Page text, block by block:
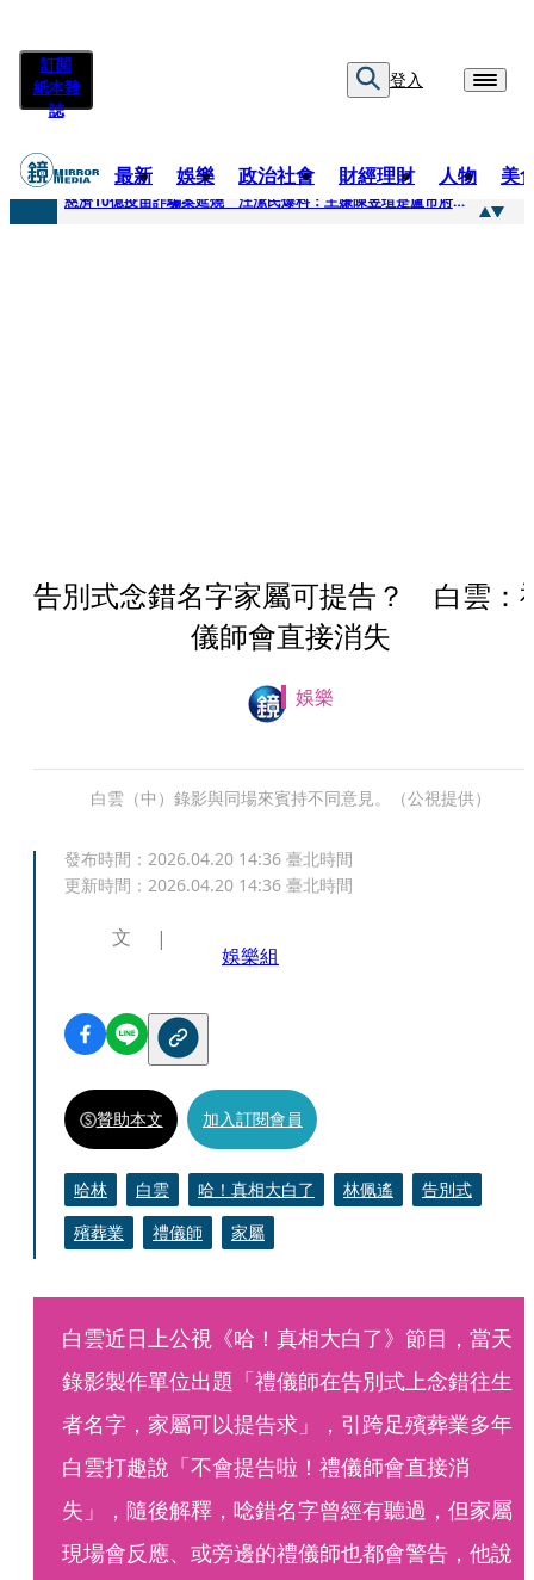
訂閱
紙本雜
誌
登入
最新 娛樂 政治社會 財經理財 人物 美
快訊
慈濟10億疫苗詐騙案延燒 汪潔民爆料：主嫌陳昱瑄是盧市府法律顧問
告別式念錯名字家屬可提告？ 白雲：
儀師會直接消失
娛樂
白雲（中）錄影與同場來賓持不同意見。（公視提供）
發布時間： 2026.04.20 14:36 臺北時間
更新時間： 2026.04.20 14:36 臺北時間
文
娛樂組
贊助本文 加入訂閱會員
哈林 白雲 哈！真相大白了 林佩遙
告別式
殯葬業
禮儀師 家屬
白雲近日上公視《哈！真相大白了》節目，當天
錄影製作單位出題「禮儀師在告別式上念錯往生
者名字，家屬可以提告求」，引跨足殯葬業多年
白雲打趣說「不會提告啦！禮儀師會直接消
失」，隨後解釋，唸錯名字曾經有聽過，但家屬
現場會反應、或旁邊的禮儀師也都會警告，他說